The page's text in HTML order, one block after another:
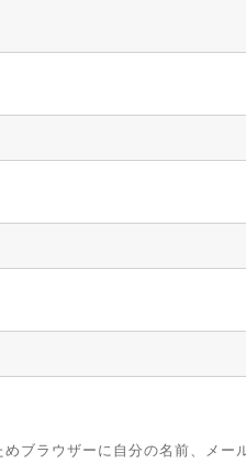
ブラウザーに自分の名前、メー